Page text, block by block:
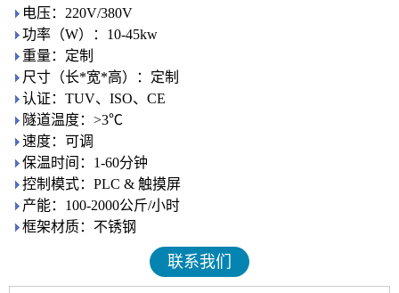
电压：220V/380V
功率（W）：10-45kw
重量：定制
尺寸（长*宽*高）：定制
认证：TUV、ISO、CE
隧道温度：>3℃
速度：可调
保温时间：1-60分钟
控制模式：PLC & 触摸屏
产能：100-2000公斤/小时
框架材质：不锈钢
联系我们